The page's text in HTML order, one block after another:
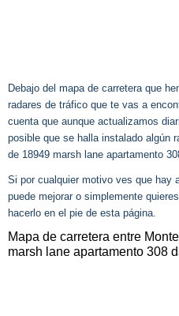
Debajo del mapa de carretera que
radares de tráfico que te vas a
cuenta que aunque actualizamos
posible que se halla instalado algún
de 18949 marsh lane apartamento
Si por cualquier motivo ves que hay
puede mejorar o simplemente
hacerlo en el pie de esta página.
Mapa de carretera entre
marsh lane apartamento 308